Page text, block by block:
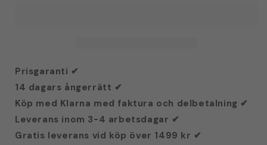
Prisgaranti ✔
14 dagars ångerrätt ✔
Köp med Klarna med faktura och delbetalning ✔
Leverans inom 3-4 arbetsdagar ✔
Gratis leverans vid köp över 1499 kr ✔